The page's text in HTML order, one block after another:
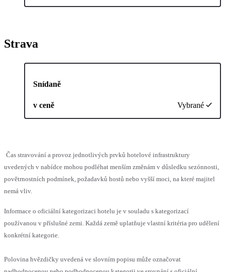
Strava
Snídaně
v ceně Vybrané
Čas stravování a provoz jednotlivých prvků hotelové infrastruktury
uvedených v nabídce mohou podléhat menším změnám v důsledku sezónnosti,
povětrnostních podmínek, požadavků hostů nebo vyšší moci, na které majitel
nemá vliv.
Informace o oficiální kategorizaci hotelu je v souladu s kategorizací
používanou v příslušné zemi. Každá země uplatňuje vlastní kritéria pro udělení
konkrétní kategorie.
Polovina hvězdičky uvedená ve slovním popisu může označovat